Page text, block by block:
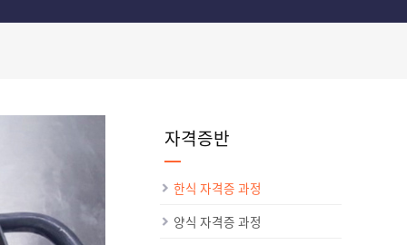
자격증반
한식 자격증 과정
양식 자격증 과정